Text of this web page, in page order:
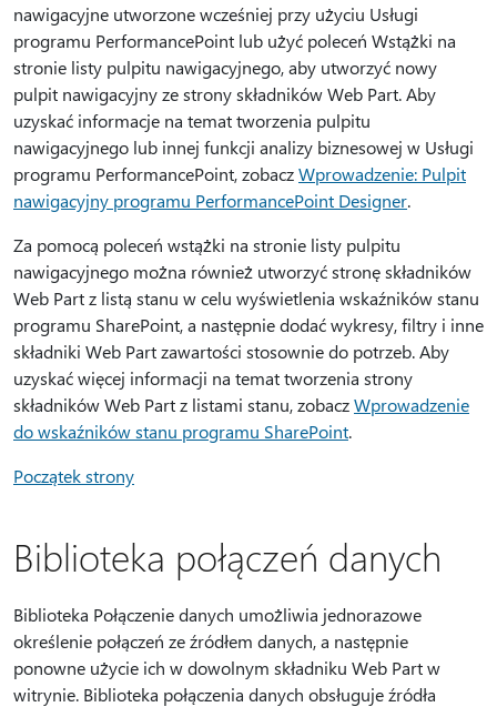
nawigacyjne utworzone wcześniej przy użyciu Usługi
programu PerformancePoint lub użyć poleceń Wstążki na
stronie listy pulpitu nawigacyjnego, aby utworzyć nowy
pulpit nawigacyjny ze strony składników Web Part. Aby
uzyskać informacje na temat tworzenia pulpitu
nawigacyjnego lub innej funkcji analizy biznesowej w Usługi
programu PerformancePoint, zobaczWprowadzenie: Pulpit
nawigacyjny programu PerformancePoint Designer.
Za pomocą poleceń wstążki na stronie listy pulpitu
nawigacyjnego można również utworzyć stronę składników
Web Part z listą stanu w celu wyświetlenia wskaźników stanu
programu SharePoint, a następnie dodać wykresy, filtry i inne
składniki Web Part zawartości stosownie do potrzeb. Aby
uzyskać więcej informacji na temat tworzenia strony
składników Web Part z listami stanu, zobaczWprowadzenie
do wskaźników stanu programu SharePoint.
Początek strony
Biblioteka połączeń danych
Biblioteka Połączenie danych umożliwia jednorazowe
określenie połączeń ze źródłem danych, a następnie
ponowne użycie ich w dowolnym składniku Web Part w
witrynie. Biblioteka połączenia danych obsługuje źródła